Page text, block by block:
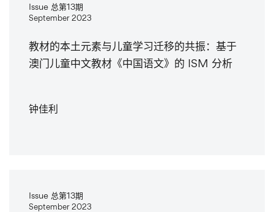
Issue 总第13期
September 2023
教材的本土元素与儿童学习迁移的共振：基于
澳门儿童中文教材《中国语文》的 ISM 分析
钟佳利
Issue 总第13期
September 2023